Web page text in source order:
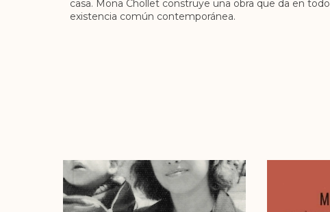
casa. Mona Chollet construye una obra que da en
existencia común contemporánea.